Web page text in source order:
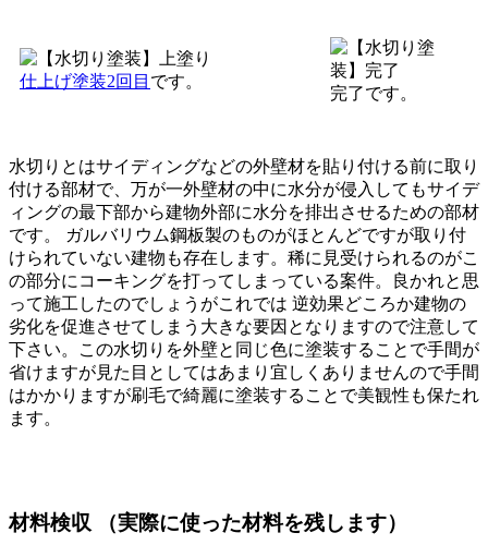
仕上げ塗装2回目 です。
完了です。
水切りとはサイディングなどの外壁材を貼り付ける前に取り
付ける部材で、万が一外壁材の中に水分が侵入してもサイデ
ィングの最下部から建物外部に水分を排出させるための部材
です。 ガルバリウム鋼板製のものがほとんどですが取り付
けられていない建物も存在します。稀に見受けられるのがこ
の部分にコーキングを打ってしまっている案件。良かれと思
って施工したのでしょうがこれでは 逆効果どころか建物の
劣化を促進させてしまう大きな要因となりますので注意して
下さい。この水切りを外壁と同じ色に塗装することで手間が
省けますが見た目としてはあまり宜しくありませんので手間
はかかりますが刷毛で綺麗に塗装することで美観性も保たれ
ます。
材料検収 （実際に使った材料を残します）